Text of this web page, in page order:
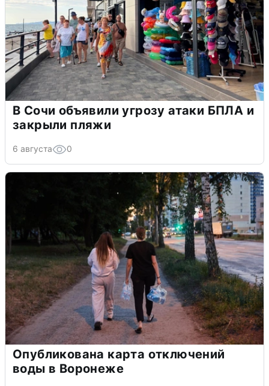
В Сочи объявили угрозу атаки БПЛА и
закрыли пляжи
6 августа 0
Опубликована карта отключений
воды в Воронеже